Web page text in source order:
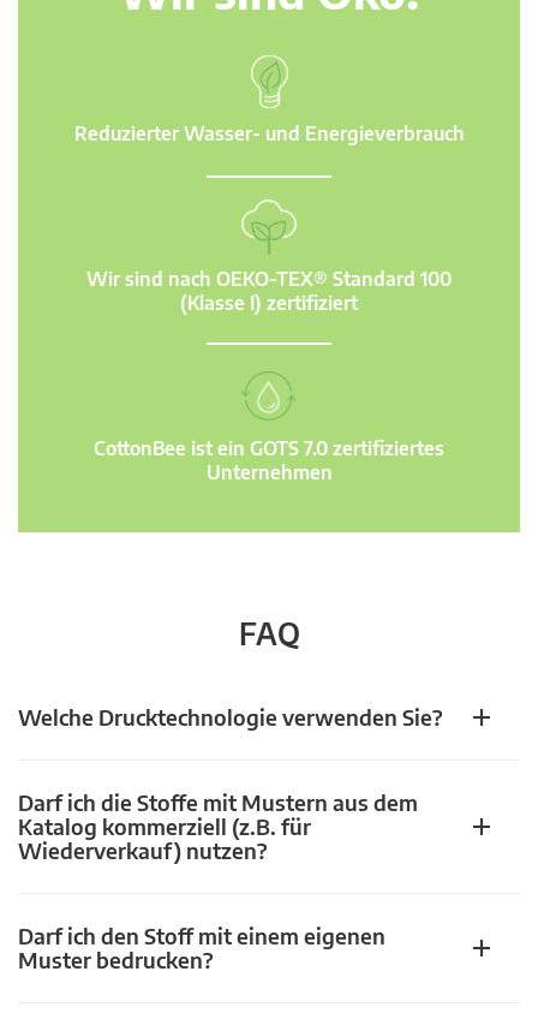
Reduzierter Wasser- und Energieverbrauch
Wir sind nach OEKO-TEX® Standard 100
(Klasse I) zertifiziert
CottonBee ist ein GOTS 7.0 zertifiziertes
Unternehmen
FAQ
Welche Drucktechnologie verwenden Sie?
Darf ich die Stoffe mit Mustern aus dem
Katalog kommerziell (z.B. für
Wiederverkauf) nutzen?
Darf ich den Stoff mit einem eigenen
Muster bedrucken?